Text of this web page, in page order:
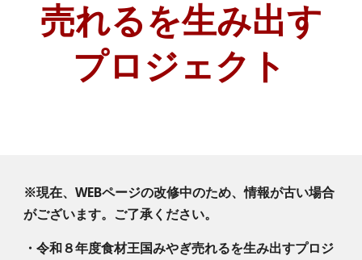
売れるを生み出す
プロジェクト
※現在、WEBページの改修中のため、情報が古い場合
がございます。ご了承ください。
・令和８年度食材王国みやぎ売れるを生み出すプロジ